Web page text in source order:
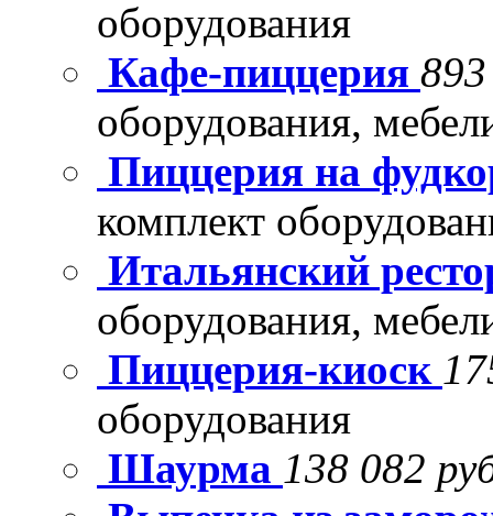
оборудования
Кафе-пиццерия
оборудования,
Пиццерия на
комплект
Итальянский
оборудования,
Пиццерия-киоск
оборудования
Шаурма 138 082